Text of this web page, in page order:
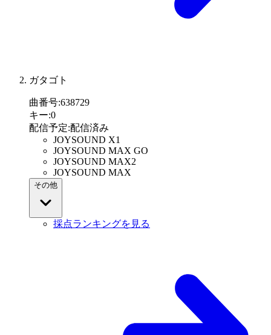
ガタゴト
曲番号:638729
キー:0
配信予定:配信済み
JOYSOUND X1
JOYSOUND MAX GO
JOYSOUND MAX2
JOYSOUND MAX
その他
採点ランキングを見る